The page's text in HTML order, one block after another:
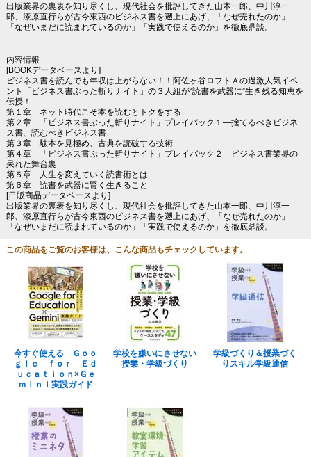
出版業界の裏表を知り尽くし、現代社会を批評してきた山本一郎、中川淳一
郎、漆原直行らが古今東西のビジネス書を遡上にあげ、「なぜ売れたのか」
「なぜいまだに読まれているのか」「実践で使えるのか」を徹底鼎談。
内容情報
[BOOKデータベースより]
ビジネス書を読んでも年収は上がらない！！阿佐ヶ谷ロフトＡの過激人気イベ
ント「ビジネス書ぶった斬りナイト」の３人組が“読書を武器に”生き残る知恵を
伝授！
第１章 ネット時代こそ本を読むとトクをする
第２章 「ビジネス書ぶった斬りナイト」プレイバック１―捨てるべきビジネ
ス書、読むべきビジネス書
第３章 駄本を見極め、古典を読破する技術
第４章 「ビジネス書ぶった斬りナイト」プレイバック２―ビジネス書業界の
呆れた舞台裏
第５章 人生を変えていく読書術とは
第６章 読書を武器に賢く生きること
[日販商品データベースより]
出版業界の裏表を知り尽くし、現代社会を批評してきた山本一郎、中川淳一
郎、漆原直行らが古今東西のビジネス書を遡上にあげ、「なぜ売れたのか」
「なぜいまだに読まれているのか」「実践で使えるのか」を徹底鼎談。
この商品をご覧のお客様は、こんな商品もチェックしています。
今すぐ使える Ｇｏｏ
ｇｌｅ ｆｏｒ Ｅｄ
ｕｃａｔｉｏｎ×Ｇｅ
ｍｉｎｉ実践ガイド
学校を嫌いにさせない
授業・学級づくり
学級づくり＆授業づく
りスキル学級通信